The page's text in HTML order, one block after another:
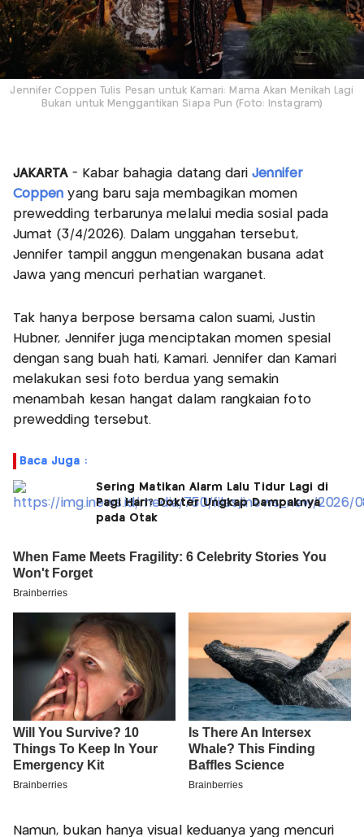
Jennifer Coppen Tulis Pesan untuk Kamari: Mama Akan Menikah Lagi
Bukan untuk Menggantikan Siapa Pun (Foto: Instagram)
JAKARTA- Kabar bahagia datang dariJennifer
Coppen yang baru saja membagikan momen
prewedding terbarunya melalui media sosial pada
Jumat (3/4/2026). Dalam unggahan tersebut,
Jennifer tampil anggun mengenakan busana adat
Jawa yang mencuri perhatian warganet.
Tak hanya berpose bersama calon suami, Justin
Hubner, Jennifer juga menciptakan momen spesial
dengan sang buah hati, Kamari. Jennifer dan Kamari
melakukan sesi foto berdua yang semakin
menambah kesan hangat dalam rangkaian foto
prewedding tersebut.
Baca Juga :
Sering Matikan Alarm Lalu Tidur Lagi di
Pagi Hari? Dokter Ungkap Dampaknya
pada Otak
Namun, bukan hanya visual keduanya yang mencuri